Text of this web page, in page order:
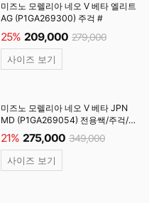
미즈노 모렐리아 네오 V 베타 엘리트
AG (P1GA269300) 주걱 #
25% 209,000 279,000
사이즈 보기
미즈노 모렐리아 네오 V 베타 JPN
MD (P1GA269054) 전용쌕/주걱/
양말 #
21% 275,000 349,000
사이즈 보기